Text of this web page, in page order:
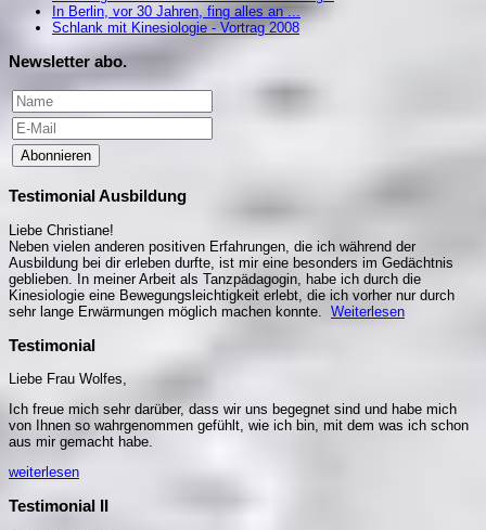
In Berlin, vor 30 Jahren, fing alles an ...
Schlank mit Kinesiologie - Vortrag 2008
Newsletter abo.
Abonnieren
Testimonial Ausbildung
Liebe Christiane!
Neben vielen anderen positiven Erfahrungen, die ich während der
Ausbildung bei dir erleben durfte, ist mir eine besonders im Gedächtnis
geblieben. In meiner Arbeit als Tanzpädagogin, habe ich durch die
Kinesiologie eine Bewegungsleichtigkeit erlebt, die ich vorher nur durch
sehr lange Erwärmungen möglich machen konnte. Weiterlesen
Testimonial
Liebe Frau Wolfes,
Ich freue mich sehr darüber, dass wir uns begegnet sind und habe mich
von Ihnen so wahrgenommen gefühlt, wie ich bin, mit dem was ich schon
aus mir gemacht habe.
weiterlesen
Testimonial II